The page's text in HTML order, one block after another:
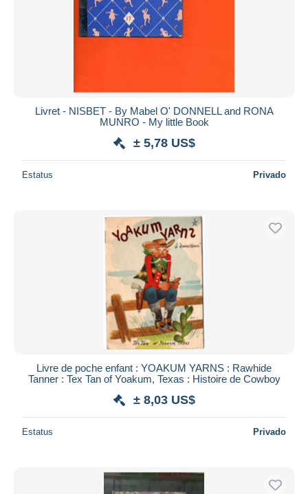
Livret - NISBET - By Mabel O' DONNELL and RONA
MUNRO - My little Book
± 5,78 US$
Estatus Privado
Livre de poche enfant : YOAKUM YARNS : Rawhide
Tanner : Tex Tan of Yoakum, Texas : Histoire de Cowboy
± 8,03 US$
Estatus Privado